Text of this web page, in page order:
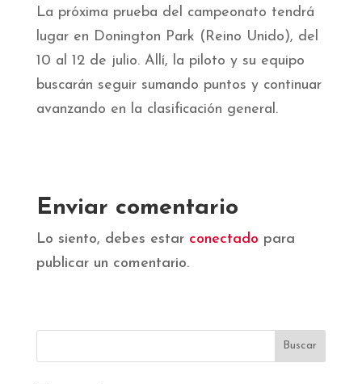
La próxima prueba del campeonato tendrá
lugar en Donington Park (Reino Unido), del
10 al 12 de julio. Allí, la piloto y su equipo
buscarán seguir sumando puntos y continuar
avanzando en la clasificación general.
Enviar comentario
Lo siento, debes estar conectado para
publicar un comentario.